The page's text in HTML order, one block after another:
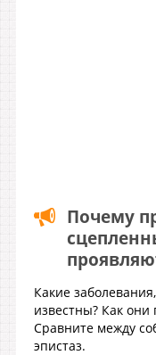
Почему
Какие
известны? Как они
Сравните между
эпистаз.